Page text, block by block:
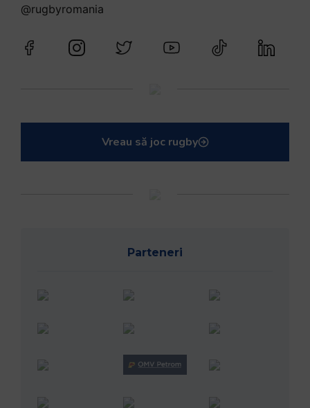
@rugbyromania
Vreau să joc rugby
Parteneri